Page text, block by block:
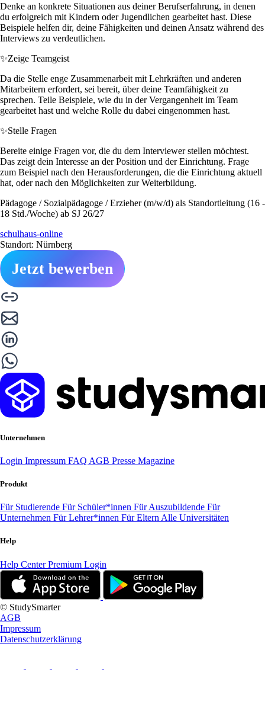
Denke an konkrete Situationen aus deiner Berufserfahrung, in denen
du erfolgreich mit Kindern oder Jugendlichen gearbeitet hast. Diese
Beispiele helfen dir, deine Fähigkeiten und deinen Ansatz während des
Interviews zu verdeutlichen.
✨Zeige Teamgeist
Da die Stelle enge Zusammenarbeit mit Lehrkräften und anderen
Mitarbeitern erfordert, sei bereit, über deine Teamfähigkeit zu
sprechen. Teile Beispiele, wie du in der Vergangenheit im Team
gearbeitet hast und welche Rolle du dabei eingenommen hast.
✨Stelle Fragen
Bereite einige Fragen vor, die du dem Interviewer stellen möchtest.
Das zeigt dein Interesse an der Position und der Einrichtung. Frage
zum Beispiel nach den Herausforderungen, die die Einrichtung aktuell
hat, oder nach den Möglichkeiten zur Weiterbildung.
Pädagoge / Sozialpädagoge / Erzieher (m/w/d) als Standortleitung (16 -
18 Std./Woche) ab SJ 26/27
schulhaus-online
Standort: Nürnberg
Jetzt bewerben
Unternehmen
Login Impressum FAQ AGB Presse Magazine
Produkt
Für Studierende Für Schüler*innen Für Auszubildende Für
Unternehmen Für Lehrer*innen Für Eltern Alle Universitäten
Help
Help CenterPremium Login
© StudySmarter
AGB
Impressum
Datenschutzerklärung